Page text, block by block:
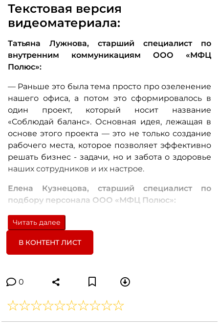
Текстовая версия
видеоматериала:
Татьяна Лужнова, старший специалист по
внутренним коммуникациям ООО «МФЦ
Полюс»:
— Раньше это была тема просто про озеленение
нашего офиса, а потом это сформировалось в
один проект, который носит название
«Соблюдай баланс». Основная идея, лежащая в
основе этого проекта —это не только создание
рабочего места, которое позволяет эффективно
решать бизнес -задачи, но и забота о здоровье
наших сотрудников и их настрое.
Елена Кузнецова, старший специалист по
подбору персонала ООО «МФЦ Полюс»:
—Наша компания «МФЦ Полюс» идет в ногу со
временем и считает, что для эффективной и
производительной работы сотрудников нужно
создавать им такие условия, чтобы им было
многозадачности они могли спокойно
Особенности проекта
Читать далее
В КОНТЕНТ ЛИСТ
0